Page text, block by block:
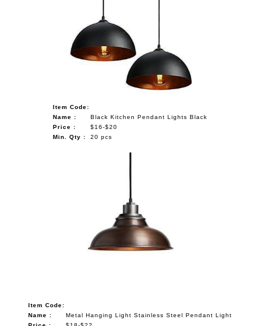
Item Code:
Name :
Black Kitchen Pendant Lights Black
Price :
$16-$20
Min. Qty :
20 pcs
Item Code:
Name :
Metal Hanging Light Stainless Steel Pendant Light